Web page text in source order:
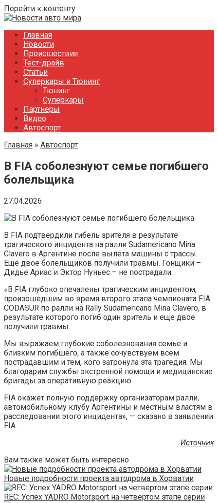
Перейти к контенту
Главная
Новости
Происшествия
Тест-драйв
Статьи
Суперкары и Тюнинг
Тюнинг
Суперкары
Партнеры
Видео
Автоспорт
Главная » Автоспорт
В FIA соболезнуют семье погибшего
болельщика
27.04.2026
В FIA подтвердили гибель зрителя в результате
трагического инцидента на ралли Sudamericano Mina
Clavero в Аргентине после вылета машины с трассы.
Ещё двое болельщиков получили травмы. Гонщики –
Дидье Ариас и Эктор Нуньес – не пострадали.
«В FIA глубоко опечалены трагическим инцидентом,
произошедшим во время второго этапа чемпионата FIA
CODASUR по ралли на Rally Sudamericano Mina Clavero, в
результате которого погиб один зритель и еще двое
получили травмы.
Мы выражаем глубокие соболезнования семье и
близким погибшего, а также сочувствуем всем
пострадавшим и тем, кого затронула эта трагедия. Мы
благодарим службы экстренной помощи и медицинские
бригады за оперативную реакцию.
FIA окажет полную поддержку организаторам ралли,
автомобильному клубу Аргентины и местным властям в
расследовании этого инцидента», — сказано в заявлении
FIA.
Источник
Вам также может быть интересно
Новые подробности проекта автодрома в Хорватии
REC: Успех YADRO Motorsport на четвертом этапе серии